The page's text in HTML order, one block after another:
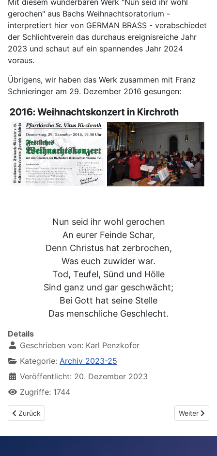
gerochen" aus Bachs Weihnachtsoratorium -
interpretiert hier von GERMAN BRASS - verabschiedet
der Schlichtverein das durchaus ereignisreiche Jahr
2023 und schaut auf ein spannendes Jahr 2024
voraus.
Übrigens, wir haben das Werk zusammen mit Franz
Schnieringer am 29. Dezember 2016 gesungen:
Nun seid ihr wohl gerochen
An eurer Feinde Schar,
Denn Christus hat zerbrochen,
Was euch zuwider war.
Tod, Teufel, Sünd und Hölle
Sind ganz und gar geschwächt;
Bei Gott hat seine Stelle
Das menschliche Geschlecht.
Details
Geschrieben von: Karl Penzkofer
Kategorie: Archiv 2023-25
Veröffentlicht: 20. Dezember 2023
Zugriffe: 1744
Vorheriger Beitrag: erstes "Sing mit!" im Juni 2023
Zurück Nächster
Weiter